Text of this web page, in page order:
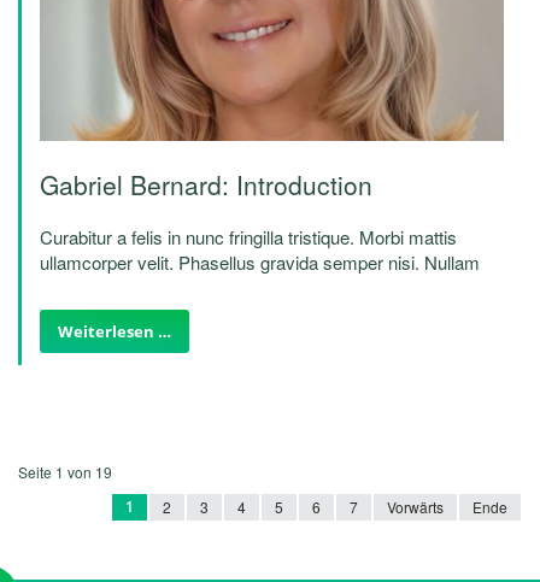
Gabriel Bernard: Introduction
Curabitur a felis in nunc fringilla tristique. Morbi mattis
ullamcorper velit. Phasellus gravida semper nisi. Nullam
eget, semper nec, quam. Sed hendrerit. Morbi ac felis.
Nunc egestas, augue at pellentesque laoreet.
Weiterlesen …
Seite 1 von 19
1
2 3 4 5 6 7 Vorwärts Ende